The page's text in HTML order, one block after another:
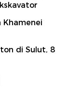
Khamenei
di Sulut, 8